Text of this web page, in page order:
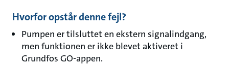
Hvorfor opstår denne fejl?
Pumpen er tilsluttet en ekstern signalindgang,
men funktionen er ikke blevet aktiveret i
Grundfos GO-appen.